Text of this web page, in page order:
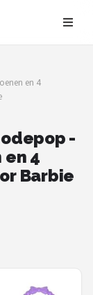
en 4
-
en 4
Barbie